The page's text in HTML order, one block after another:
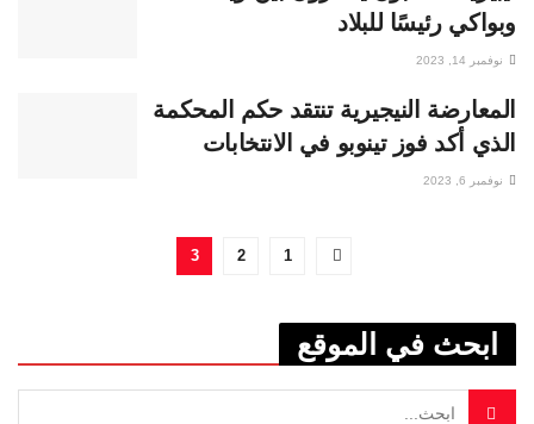
وبواكي رئيسًا للبلاد
نوفمبر 14, 2023
المعارضة النيجيرية تنتقد حكم المحكمة
الذي أكد فوز تينوبو في الانتخابات
نوفمبر 6, 2023
1
2
3
ابحث في الموقع